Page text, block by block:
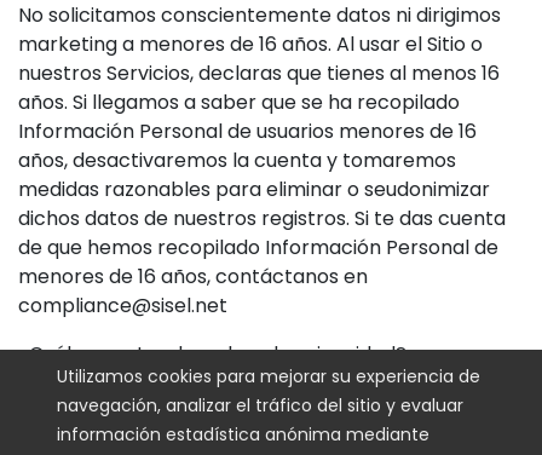
No solicitamos conscientemente datos ni dirigimos
marketing a menores de 16 años. Al usar el Sitio o
nuestros Servicios, declaras que tienes al menos 16
años. Si llegamos a saber que se ha recopilado
Información Personal de usuarios menores de 16
años, desactivaremos la cuenta y tomaremos
medidas razonables para eliminar o seudonimizar
dichos datos de nuestros registros. Si te das cuenta
de que hemos recopilado Información Personal de
menores de 16 años, contáctanos en
compliance@sisel.net
¿Cuáles son tus derechos de privacidad?
Tienes ciertos derechos conforme a las leyes de
protección de datos aplicables, que pueden incluir el
Utilizamos cookies para mejorar su experiencia de
navegación, analizar el tráfico del sitio y evaluar
información estadística anónima mediante